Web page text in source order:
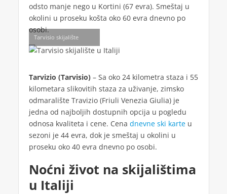
odsto manje nego u Kortini (67 evra). Smeštaj u
okolini u proseku košta oko 60 evra dnevno po
osobi.
Tarvisio skijalište
Tarvizio (Tarvisio)– Sa oko 24 kilometra staza i 55
kilometara slikovitih staza za uživanje, zimsko
odmaralište Travizio (Friuli Venezia Giulia) je
jedna od najboljih dostupnih opcija u pogledu
odnosa kvaliteta i cene. Cena dnevne ski karteu
sezoni je 44 evra, dok je smeštaj u okolini u
proseku oko 40 evra dnevno po osobi.
Noćni život na skijalištima
u Italiji